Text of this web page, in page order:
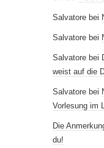
Salvatore bei
Salvatore bei
Salvatore bei
weist auf die
Salvatore bei
Vorlesung im
Die
du!